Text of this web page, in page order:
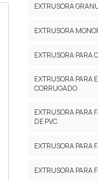
EXTRUSORA
EXTRUSORA
EXTRUSORA PARA
EXTRUSORA PARA
CORRUGADO
EXTRUSORA PARA
DE PVC
EXTRUSORA PARA
EXTRUSORA PARA